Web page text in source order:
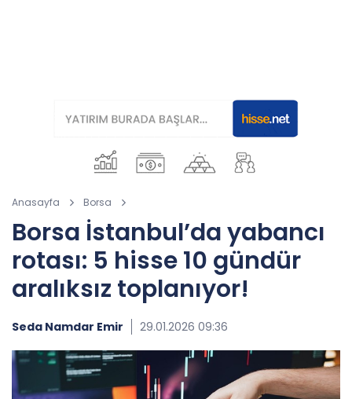
Anasayfa Borsa
Borsa İstanbul’da yabancı
rotası: 5 hisse 10 gündür
aralıksız toplanıyor!
Seda Namdar Emir 29.01.2026 09:36